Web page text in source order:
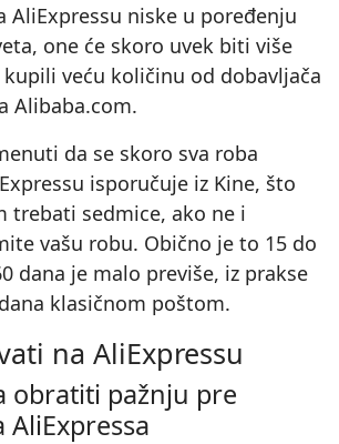
AliExpressu niske u poređenju
one će skoro uvek biti više
veću količinu od dobavljača
Alibaba.com.
da se skoro sva roba
isporučuje iz Kine, što
trebati sedmice, ako ne i
vašu robu. Obično je to 15 do
dana je malo previše, iz prakse
klasičnom poštom.
na AliExpressu
obratiti pažnju pre